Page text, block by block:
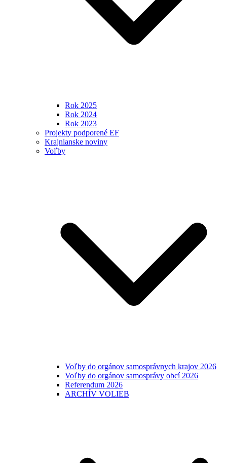
Rok 2025
Rok 2024
Rok 2023
Projekty podporené EF
Krajnianske noviny
Voľby
Voľby do orgánov samosprávnych krajov 2026
Voľby do orgánov samosprávy obcí 2026
Referendum 2026
ARCHÍV VOLIEB